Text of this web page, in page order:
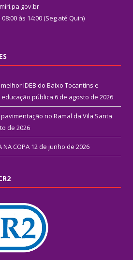
às 14:00 (Seg até Quin)
IDEB do Baixo Tocantins e
pública 6 de agosto de 2026
no Ramal da Vila Santa
de 2026
NA COPA 12 de junho de 2026